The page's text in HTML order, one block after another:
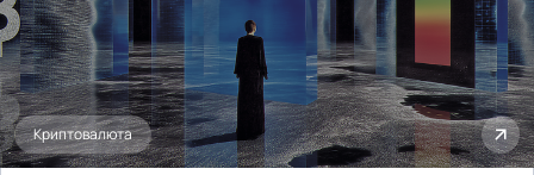
Криптовалюта